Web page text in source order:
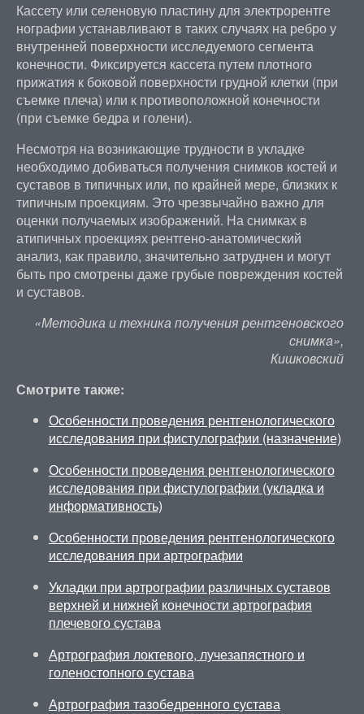
Кассету или селеновую пластину для электрорентге
нографии устанавливают в таких случаях на ребро у
внутренней поверхности исследуемого сегмента
конечности. Фиксируется кассета путем плотного
прижатия к боковой поверхности грудной клетки (при
съемке плеча) или к противоположной конечности
(при съемке бедра и голени).
Несмотря на возникающие трудности в укладке
необходимо добиваться получения снимков костей и
суставов в типичных или, по крайней мере, близких к
типичным проекциям. Это чрезвычайно важно для
оценки получаемых изображений. На снимках в
атипичных проекциях рентгено-анатомический
анализ, как правило, значительно затруднен и могут
быть про смотрены даже грубые повреждения костей
и суставов.
«Методика и техника получения рентгеновского
снимка»,
Кишковский
Смотрите также:
Особенности проведения рентгенологического
исследования при фистулографии (назначение)
Особенности проведения рентгенологического
исследования при фистулографии (укладка и
информативность)
Особенности проведения рентгенологического
исследования при артрографии
Укладки при артрографии различных суставов
верхней и нижней конечности артрография
плечевого сустава
Артрография локтевого, лучезапястного и
голеностопного сустава
Артрография тазобедренного сустава